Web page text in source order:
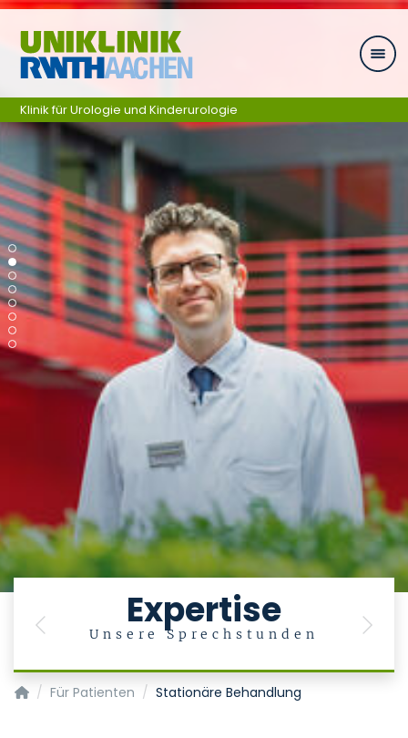
Zum Inhalt springen
Expertise
Unsere Sprechstunden
Previous Next
Klinik für Urologie und Kinderurologie
Klinik für Urologie und Kinderurologie
Für Patienten Stationäre Behandlung